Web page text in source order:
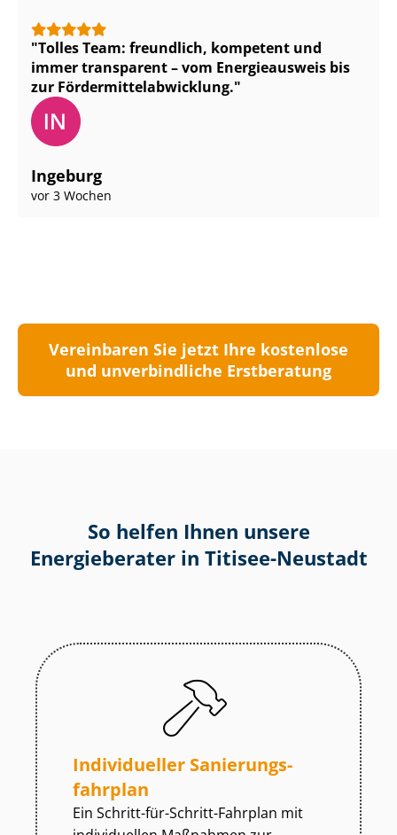
Tolles Team: freundlich, kompetent und
immer transparent – vom Energieausweis bis
zur För­der­mit­tel­ab­wick­lung.
Ingeburg
vor 3 Wochen
Vereinbaren Sie jetzt Ihre kostenlose
und unverbindliche Erstberatung
So helfen Ihnen unsere
Energieberater in Titisee-Neustadt
Individueller Sa­nie­rungs­
fahr­plan
Ein Schritt-für-Schritt-Fahrplan mit